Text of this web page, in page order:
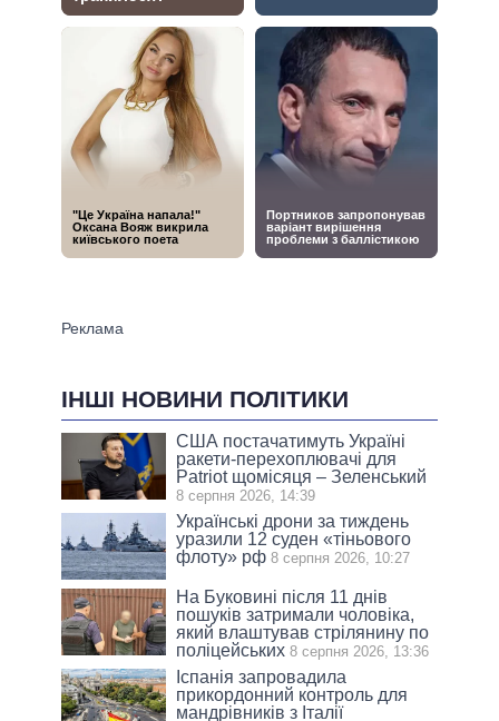
ІНШІ НОВИНИ ПОЛІТИКИ
США постачатимуть Україні
ракети-перехоплювачі для
Patriot щомісяця – Зеленський
8 серпня 2026, 14:39
Українські дрони за тиждень
уразили 12 суден «тіньового
флоту» рф 8 серпня 2026, 10:27
На Буковині після 11 днів
пошуків затримали чоловіка,
який влаштував стрілянину по
поліцейських 8 серпня 2026, 13:36
Іспанія запровадила
прикордонний контроль для
мандрівників з Італії